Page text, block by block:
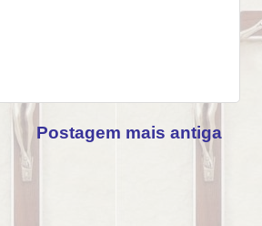
Postagem mais antiga